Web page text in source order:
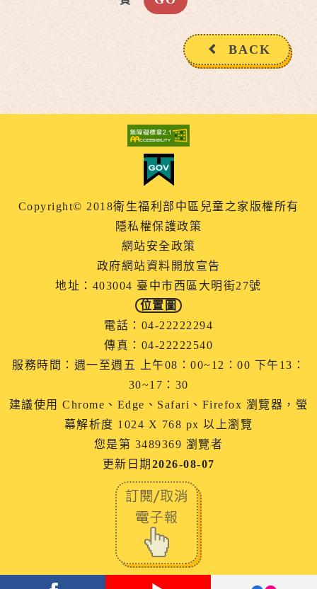
BACK
Copyright© 2018衛生福利部中區兒童之家版權所有
隱私權保護政策
網站安全政策
政府網站資料開放宣告
地址：403004 臺中市西區大明街27號
位置圖
電話：04-22222294
傳真：04-22222540
服務時間：週一至週五 上午08：00~12：00 下午13：
30~17：30
建議使用 Chrome、Edge、Safari、Firefox 瀏覽器，螢
幕解析度 1024 X 768 px 以上瀏覽
您是第 3489369 瀏覽者
更新日期 2026-08-07